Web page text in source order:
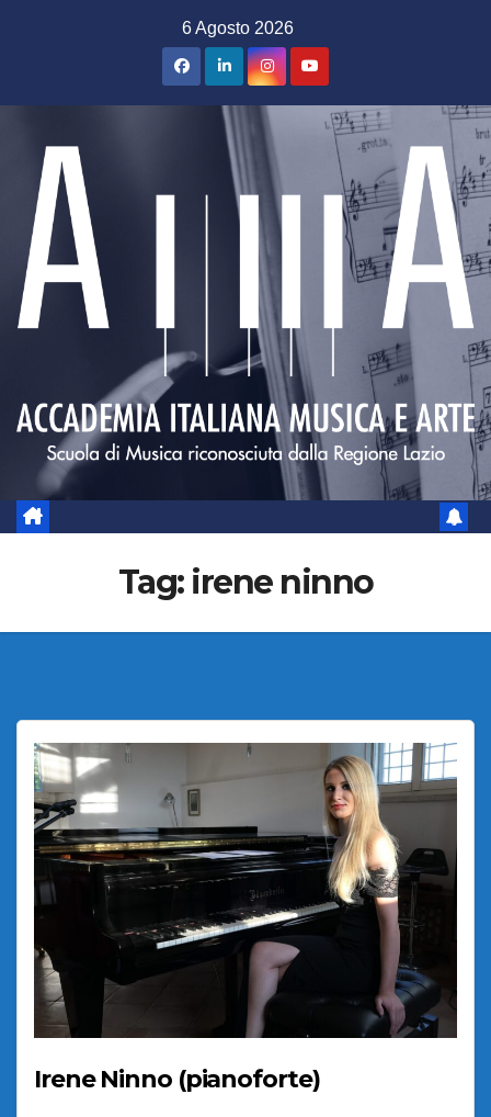
6 Agosto 2026
Tag: irene ninno
Irene Ninno (pianoforte)